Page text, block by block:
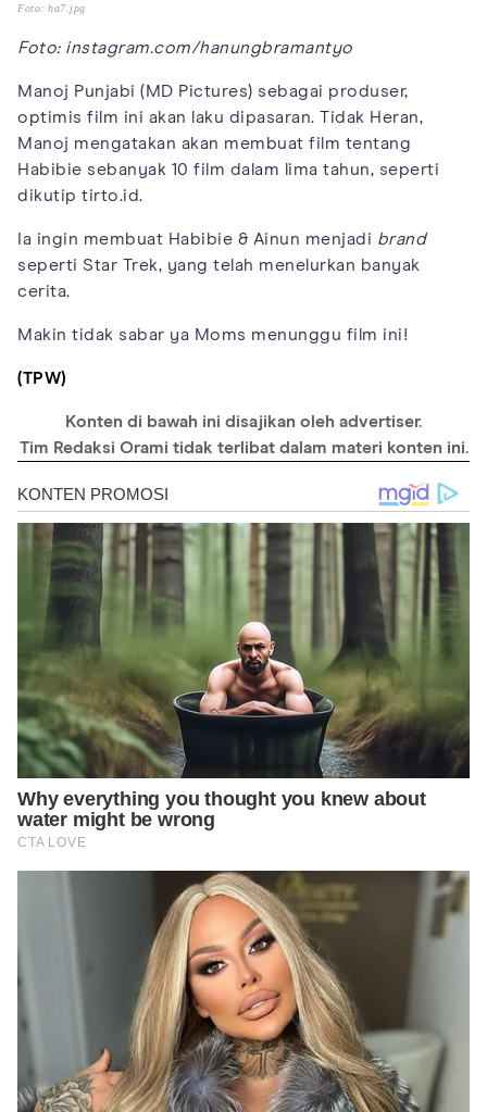
Foto: ha7.jpg
Foto: instagram.com/hanungbramantyo
Manoj Punjabi (MD Pictures) sebagai produser,
optimis film ini akan laku dipasaran. Tidak Heran,
Manoj mengatakan akan membuat film tentang
Habibie sebanyak 10 film dalam lima tahun, seperti
dikutip tirto.id.
Ia ingin membuat Habibie & Ainun menjadi brand
seperti Star Trek, yang telah menelurkan banyak
cerita.
Makin tidak sabar ya Moms menunggu film ini!
(TPW)
Konten di bawah ini disajikan oleh advertiser.
Tim Redaksi Orami tidak terlibat dalam materi konten ini.